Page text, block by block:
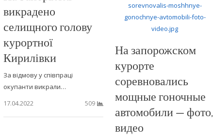
викрадено
селищного голову
курортної
Кирилівки
За відмову у співпраці
окупанти викрали…
17.04.2022
509
На запорожском
курорте
соревновались
мощные гоночные
автомобили — фото,
видео